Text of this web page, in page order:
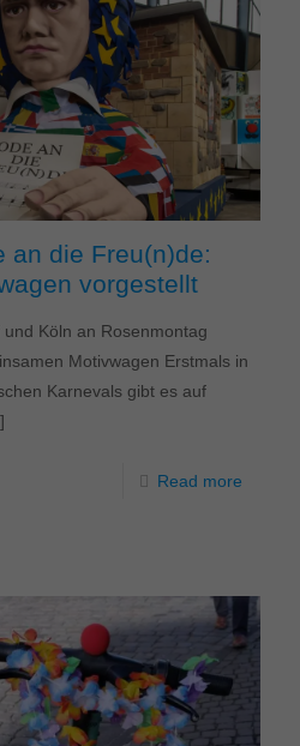
an die Freu(n)de:
vorgestellt
Köln an Rosenmontag
Motivwagen Erstmals in
Karnevals gibt es auf
Read more